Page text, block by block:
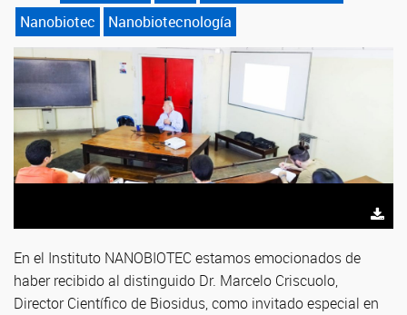
Nanobiotec
Nanobiotecnología
En el Instituto NANOBIOTEC estamos emocionados de
haber recibido al distinguido Dr. Marcelo Criscuolo,
Director Científico de Biosidus, como invitado especial en